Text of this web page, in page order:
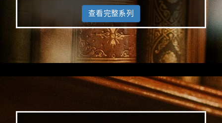
查看完整系列